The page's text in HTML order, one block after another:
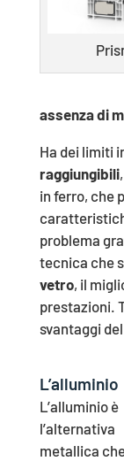
assenza di
Ha dei limiti
raggiungibili
in ferro, che
problema
tecnica che
vetro, il
prestazioni.
svantaggi
L’alluminio
L’alluminio è
l’alternativa
metallica